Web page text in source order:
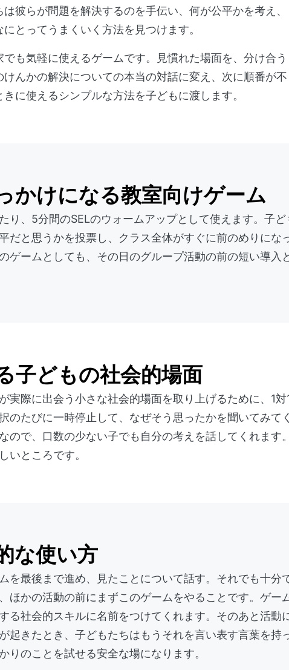
彼らが問題を解決するのを手伝い、何が公平かを考え、
にとってうまくいく方法を見つけます。
も気軽に使えるゲームです。見慣れた場面を、分け合う
んかの解決についての本当の対話に変え、次に順番が不
に使えるシンプルな方法を子どもに渡します。
かけになる教室向けゲーム
り、5分間のSELのウォームアップとして使えます。子ど
だと思うかを投票し、クラス全体がすぐに前のめりにな
ゲームとしても、その日のグループ活動の前の短い導入
子どもの社会的場面
実際に出会う小さな社会的場面を取り上げるために、1対
のたびに一時停止して、なぜそう思ったかを聞いてみて
ので、口数の少ない子でも自分の考えを話してくれます
いところです。
な使い方
を最後まで進め、見たことについて話す。それでも十分
ほかの活動の前にまずこのゲームをやることです。ゲー
る社会的スキルに名前をつけてくれます。そのあと活動
起きたとき、子どもたちはもうそれを言い表す言葉を持
りのことを試せる安全な場になります。